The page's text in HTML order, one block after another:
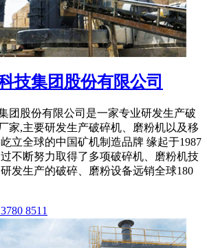
技集团股份有限公司
团股份有限公司是一家专业研发生产破
家,主要研发生产破碎机、磨粉机以及移
立全球的中国矿机制造品牌 缘起于1987
不断努力取得了多项破碎机、磨粉机技
发生产的破碎、磨粉设备远销全球180
8511